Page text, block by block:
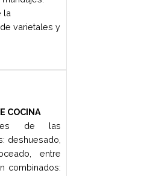
Brigada
de
La
y
vino y otras
Tipos básicos